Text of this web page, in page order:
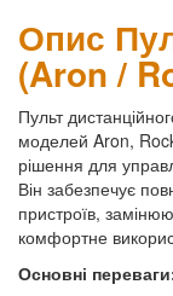
Опис
(Aron /
Пульт
моделей Aron,
рішення для
Він забезпечує
пристроїв,
комфортне
Основні